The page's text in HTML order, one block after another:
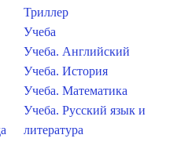
Триллер
Учеба
Учеба. Английский
Учеба. История
Учеба. Математика
Учеба. Русский язык и
литература